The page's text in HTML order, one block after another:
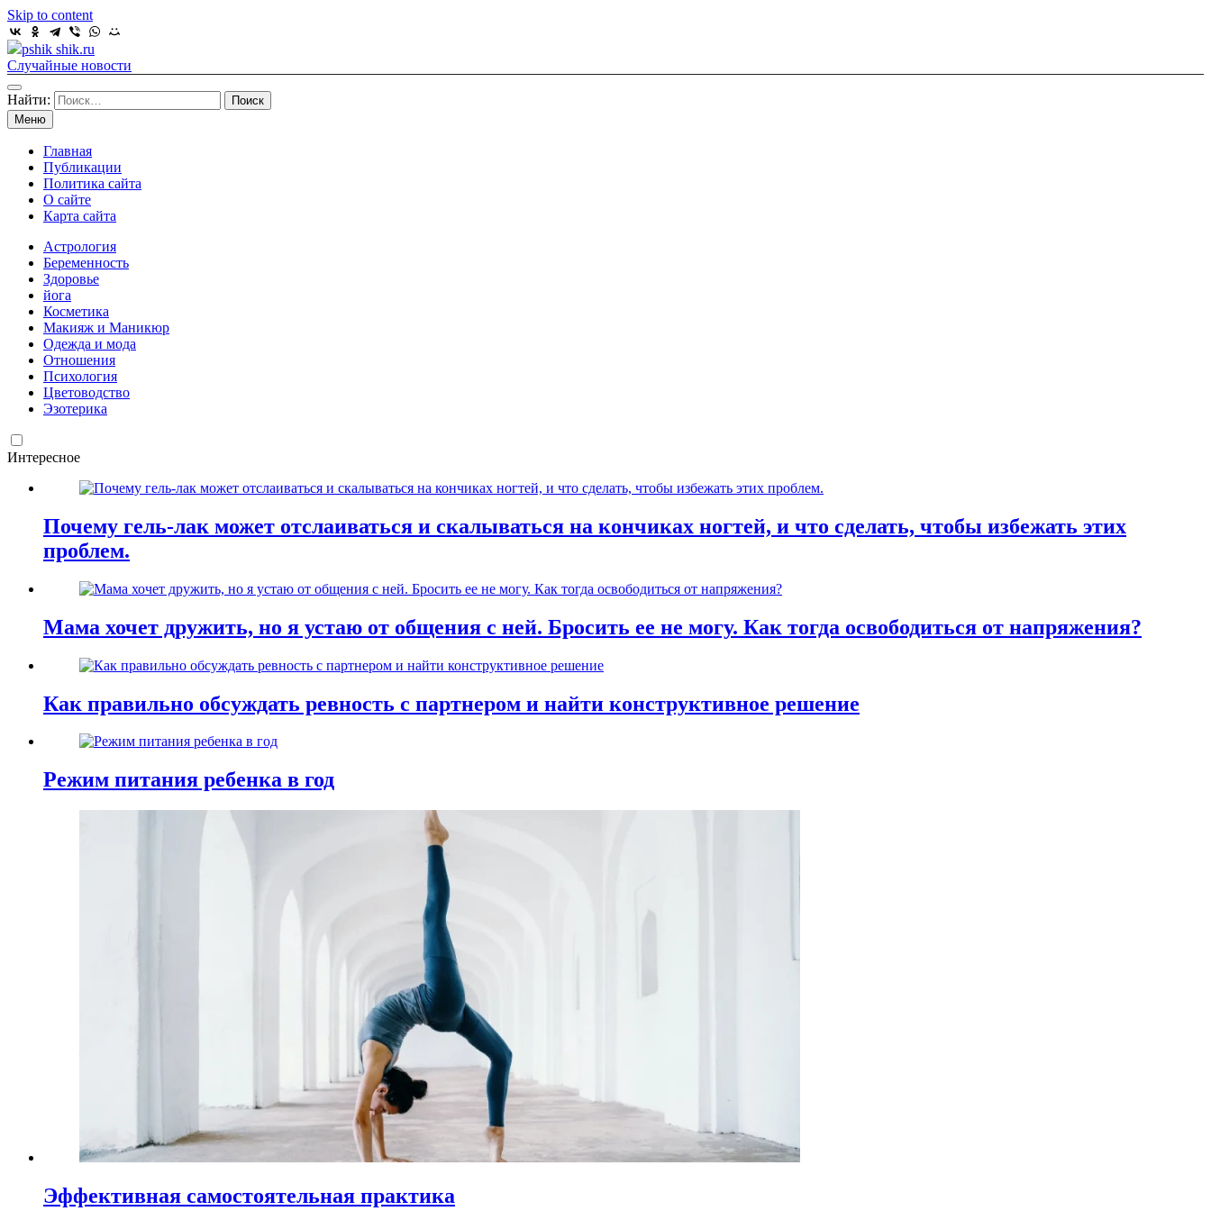
Skip to content
pshik shik.ru
Случайные новости
Найти:
Меню
Главная
Публикации
Политика сайта
О сайте
Карта сайта
Астрология
Беременность
Здоровье
йога
Косметика
Макияж и Маникюр
Одежда и мода
Отношения
Психология
Цветоводство
Эзотерика
Интересное
Почему гель-лак может отслаиваться и скалываться на кончиках ногтей, и что сделать, чтобы избежать этих
проблем.
Мама хочет дружить, но я устаю от общения с ней. Бросить ее не могу. Как тогда освободиться от напряжения?
Как правильно обсуждать ревность с партнером и найти конструктивное решение
Режим питания ребенка в год
Эффективная самостоятельная практика